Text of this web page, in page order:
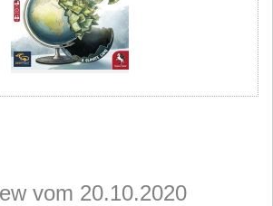
vom 20.10.2020